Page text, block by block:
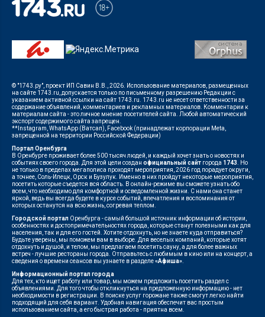
© "1743.ру", проект ИП Савин В.В., 2026. Использование материалов, размещенных
на сайте 1743.ru, допускается только по письменному разрешению Редакции с
указанием активной ссылки на сайт 1743.ru. 1743.ru не несет ответственности за
содержание объявлений, комментариев и рекламных материалов. Комментарии к
материалам сайта - это личное мнение посетителей сайта. Любой автоматический
экспорт содержимого сайта запрещен.
**Instagram, WhatsApp (Ватсап), Facebook (принадлежат корпорации Meta,
запрещенной на территории Российской Федерации)
Портал Оренбурга
В Оренбурге проживает более 500 тысяч людей, и каждый хочет знать о новостях и
событиях своего города. Для этой цели создан официальный сайт города 1743 . Но
не только в пределах мегаполиса проходят мероприятия, 2026 год порадует округи,
а точнее, Соль-Илецк, Орск и Бузулук. Именно в них пройдут некоторые мероприятия,
посетить которые съедется вся область. В онлайн-режиме вы сможете узнать обо
всем, что необходимо для комфортной и осведомленной жизни. С нами она станет
яркой, ведь вы всегда будете в курсе событий, впечатления и воспоминания от
которых останутся на всю жизнь, согревая теплом.
Городской портал Оренбурга - самый большой источник информации об истории,
особенностях и достопримечательностях города, которые станут полезными как для
населения, так и для его гостей. Хотите отдохнуть, но не знаете куда отправиться?
Будьте уверены, мы поможем вам в выборе. Для веселых компаний, которые хотят
отдохнуть и душой, и телом, мы предлагаем посетить сауну, а для более важных
встреч - лучшие рестораны города. Отправьтесь с любимым в кино или на концерт, а
сведения о времени сеансов вы узнаете в разделе«Афиша»
Информационный портал города
Для тех, кто ищет работу или товар, мы можем предложить посетить раздел с
объявлениями. Для того чтобы откликнуться на предложенную информацию - нет
необходимости в регистрации. В поиске услуг горожане также смогут легко найти
подходящий для себя вариант. Удобная навигация обеспечит вас простым
использованием сайта, а его быстрая работа - приятна всем.